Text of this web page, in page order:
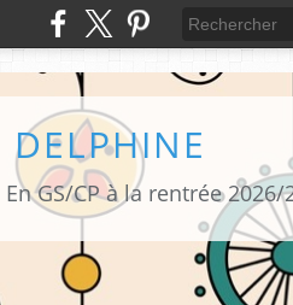
GS/CP à la rentrée 2026/